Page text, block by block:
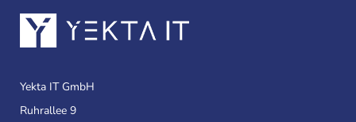
Yekta IT GmbH
Ruhrallee 9